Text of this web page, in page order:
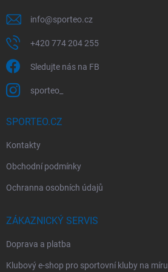
info@sporteo.cz
+420 774 204 255
Sledujte nás na FB
sporteo_
SPORTEO.CZ
Kontakty
Obchodní podmínky
Ochranna osobních údajů
ZÁKAZNICKÝ SERVIS
Doprava a platba
Klubový e-shop pro sportovní kluby na míru